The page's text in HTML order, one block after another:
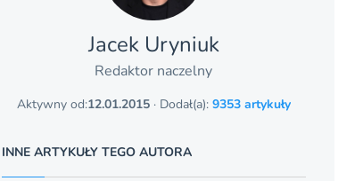
Jacek Uryniuk
Redaktor naczelny
Aktywny od:12.01.2015· Dodał(a): 9353 artykuły
INNE ARTYKUŁY TEGO AUTORA